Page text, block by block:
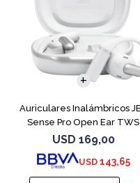
Auriculares Inalámbricos
Sense Pro Open Ear TWS
Blanco
USD 169,00
USD 143,65